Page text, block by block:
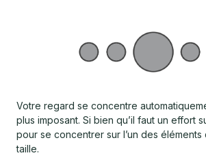
Votre regard se concentre
plus imposant. Si bien qu’il faut un effort
pour se concentrer sur l’un des
taille.